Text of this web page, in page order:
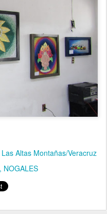
Las Altas Montañas/Veracruz
NOGALES